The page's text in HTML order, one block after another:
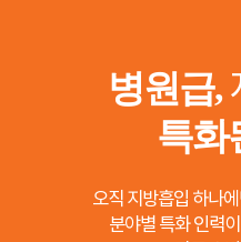
병원급,
특화
오직 지방흡입 하나
분야별 특화 인력